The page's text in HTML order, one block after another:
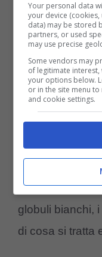
sani
contrario
indica
I valori più
Tra i valori più
globuli bianchi,
di cosa si tratta
Your personal data
your device
data) may be stored
partners, or used
may use precise
Some vendors may
of legitimate
your options below.
or in the site menu
and cookie settings.